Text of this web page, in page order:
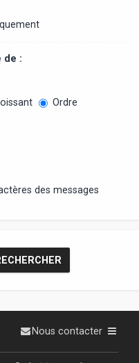
de :
Ordre
des messages
Nous contacter